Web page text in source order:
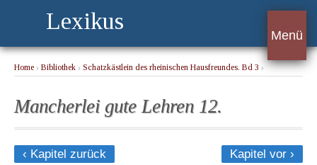
Lexikus
Menü
Home › Bibliothek › Schatzkästlein des rheinischen Hausfreundes. Bd 3 ›
Mancherlei gute Lehren 12.
‹ Kapitel zurück Kapitel vor ›